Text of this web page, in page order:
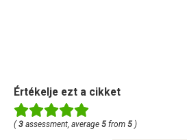
Értékelje ezt a cikket
( 3 assessment, average 5 from 5 )